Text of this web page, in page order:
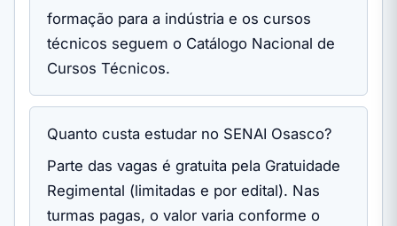
formação para a indústria e os cursos
técnicos seguem o Catálogo Nacional de
Cursos Técnicos.
Quanto custa estudar no SENAI Osasco?
Parte das vagas é gratuita pela Gratuidade
Regimental (limitadas e por edital). Nas
turmas pagas, o valor varia conforme o